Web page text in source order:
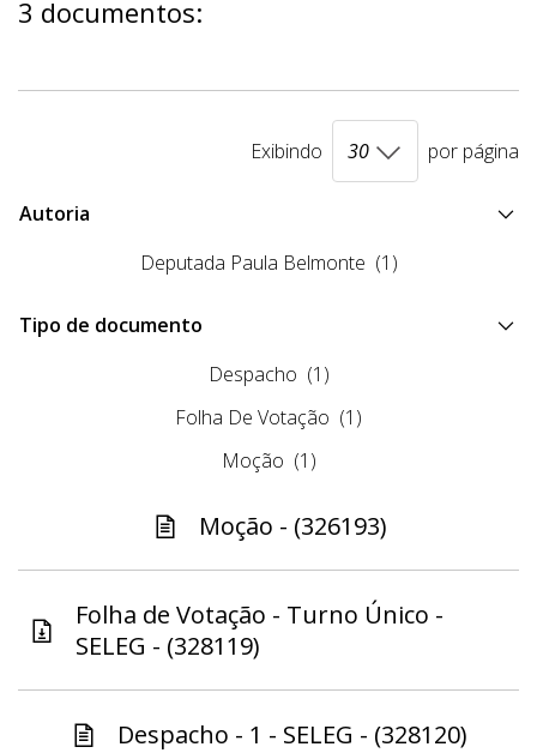
3 documentos:
Exibindo por página
Autoria
Deputada Paula Belmonte (1)
Tipo de documento
Despacho (1)
Folha De Votação (1)
Moção (1)
Moção - (326193)
Folha de Votação - Turno Único -
SELEG - (328119)
Despacho - 1 - SELEG - (328120)